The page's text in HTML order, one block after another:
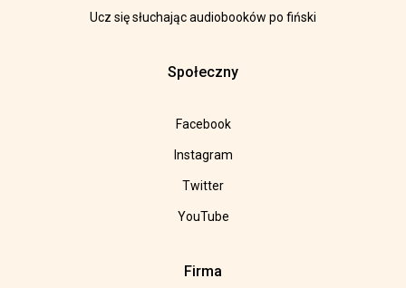
Ucz się słuchając audiobooków po fiński
Społeczny
Facebook
Instagram
Twitter
YouTube
Firma